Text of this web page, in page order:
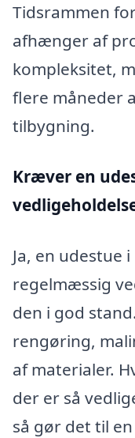
Tidsrammen
afhænger af
kompleksitet,
flere måneder
tilbygning.
Kræver en
Ja, en udestue
regelmæssig
den i god
rengøring,
af materialer.
der er så
så gør det til